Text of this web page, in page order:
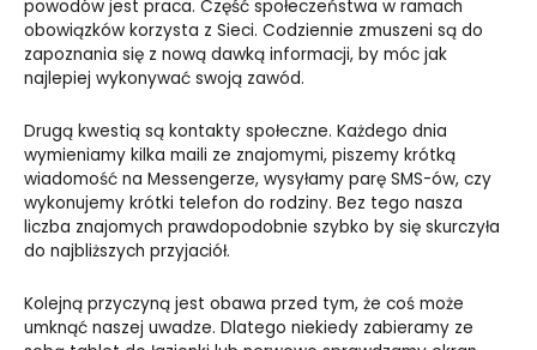
powodów jest praca. Część społeczeństwa w ramach
obowiązków korzysta z Sieci. Codziennie zmuszeni są do
zapoznania się z nową dawką informacji, by móc jak
najlepiej wykonywać swoją zawód.
Drugą kwestią są kontakty społeczne. Każdego dnia
wymieniamy kilka maili ze znajomymi, piszemy krótką
wiadomość na Messengerze, wysyłamy parę SMS-ów, czy
wykonujemy krótki telefon do rodziny. Bez tego nasza
liczba znajomych prawdopodobnie szybko by się skurczyła
do najbliższych przyjaciół.
Kolejną przyczyną jest obawa przed tym, że coś może
umknąć naszej uwadze. Dlatego niekiedy zabieramy ze